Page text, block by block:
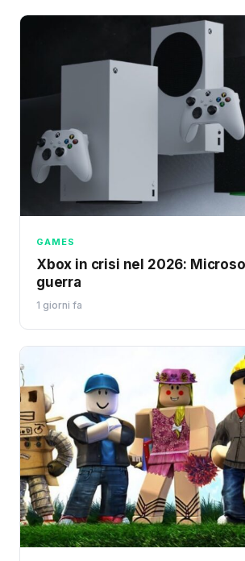
GAMES
Xbox in crisi nel 2026:
guerra
1 giorni fa